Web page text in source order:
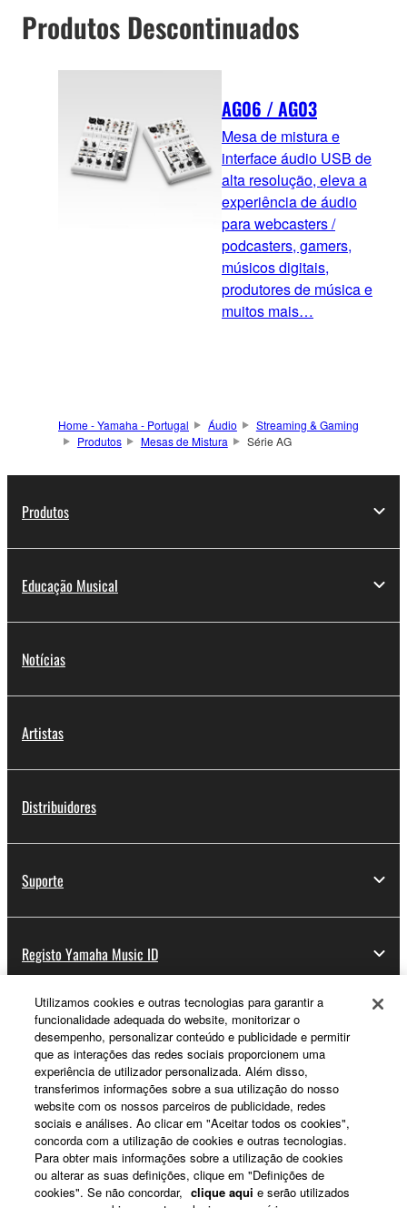
Produtos Descontinuados
AG06 / AG03
Mesa de mistura e
interface áudio USB de
alta resolução, eleva a
experiência de áudio
para webcasters /
podcasters, gamers,
músicos digitais,
produtores de música e
muitos mais…
Home - Yamaha - Portugal Áudio
Streaming & Gaming
Produtos
Mesas de Mistura Série AG
Produtos
Educação Musical
Notícias
Artistas
Distribuidores
Suporte
Registo Yamaha Music ID
Sobre a Yamaha
Portugal - Portuguese
Negócio
Utilizamos cookies e outras tecnologias para garantir a
funcionalidade adequada do website, monitorizar o
desempenho, personalizar conteúdo e publicidade e permitir
que as interações das redes sociais proporcionem uma
experiência de utilizador personalizada. Além disso,
transferimos informações sobre a sua utilização do nosso
website com os nossos parceiros de publicidade, redes
sociais e análises. Ao clicar em "Aceitar todos os cookies",
concorda com a utilização de cookies e outras tecnologias.
Para obter mais informações sobre a utilização de cookies
ou alterar as suas definições, clique em "Definições de
cookies". Se não concordar, clique aqui e serão utilizados